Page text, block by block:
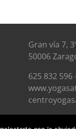
Gran vía 7,
50006
625 832 596